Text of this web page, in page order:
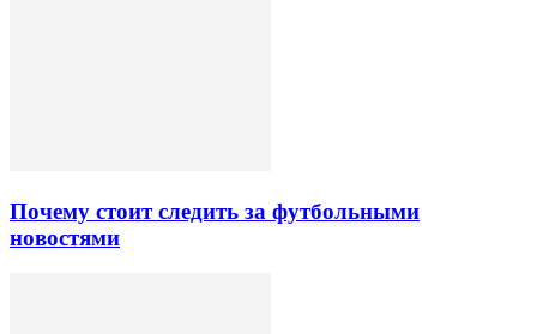
Почему стоит следить за футбольными
новостями